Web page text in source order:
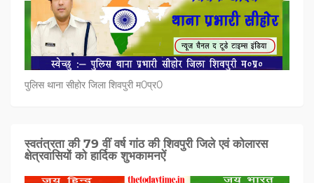
पुलिस थाना सीहोर जिला शिवपुरी म0प्र0
स्वतंत्रता की 79 वीं वर्ष गांठ की शिवपुरी जिले एवं कोलारस
क्षेत्रवासियों को हार्दिक शुभकामनऐं